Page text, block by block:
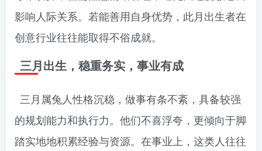
影响人际关系。若能善用自身优势，此月出生者在
创意行业往往能取得不俗成就。
三月出生，稳重务实，事业有成
三月属兔人性格沉稳，做事有条不紊，具备较强
的规划能力和执行力。他们不喜浮夸，更倾向于脚
踏实地地积累经验与资源。在事业上，这类人往往